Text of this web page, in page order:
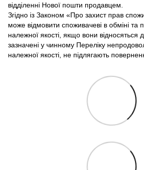
відділенні Нової пошти продавцем.
Згідно із Законом «Про захист прав
може відмовити споживачеві в обміні та
належної якості, якщо вони відносяться
зазначені у чинному Переліку
належної якості, не підлягають